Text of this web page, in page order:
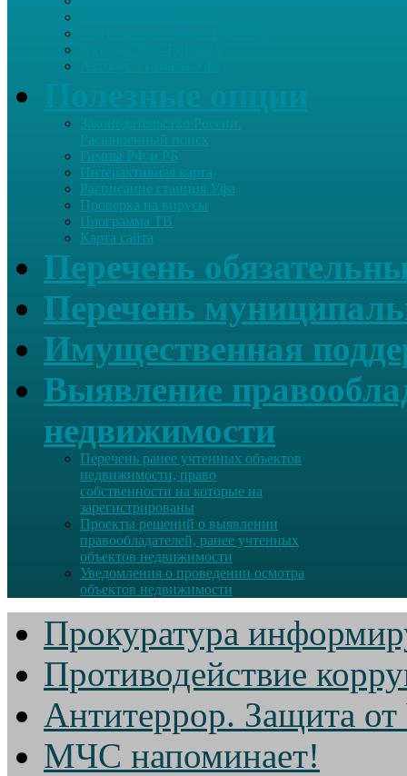
Гимны РФ и РБ
Интерактивная карта
Расписание станция Уфа
Проверка на вирусы
Программа ТВ
Карта сайта
Перечень
Перечень
Имущественная
Выявление
недвижимости
Перечень ранее учтенных объектов
недвижимости, право
собственности на которые на
зарегистрированы
Проекты решений о выявлении
правообладателей, ранее учтенных
объектов недвижимости
Уведомления о проведении осмотра
объектов недвижимости
Прокуратура
Противодействие
Антитеррор. Защита
МЧС напоминает!